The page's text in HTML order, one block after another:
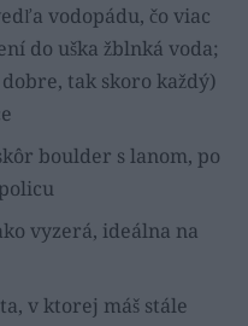
vodopádu, čo viac
do uška žblnká voda;
tak skoro každý)
boulder s lanom, po
vyzerá, ideálna na
v ktorej máš stále